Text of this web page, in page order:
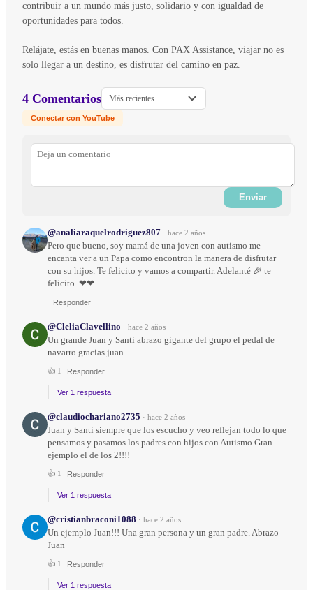
contribuir a un mundo más justo, solidario y con igualdad de
oportunidades para todos.
Relájate, estás en buenas manos. Con PAX Assistance, viajar no es
solo llegar a un destino, es disfrutar del camino en paz.
4 Comentarios Más recientes
Conectar con YouTube
Enviar
@analiaraquelrodriguez807 · hace 2 años
Pero que bueno, soy mamá de una joven con autismo me
encanta ver a un Papa como encontron la manera de disfrutar
con su hijos. Te felicito y vamos a compartir. Adelanté 🎉 te
felicito. ❤❤
Responder
@CleliaClavellino · hace 2 años
Un grande Juan y Santi abrazo gigante del grupo el pedal de
navarro gracias juan
👍 1 Responder
Ver 1 respuesta
@claudiochariano2735 · hace 2 años
Juan y Santi siempre que los escucho y veo reflejan todo lo que
pensamos y pasamos los padres con hijos con Autismo.Gran
ejemplo el de los 2!!!!
👍 1 Responder
Ver 1 respuesta
@cristianbraconi1088 · hace 2 años
Un ejemplo Juan!!! Una gran persona y un gran padre. Abrazo
Juan
👍 1 Responder
Ver 1 respuesta